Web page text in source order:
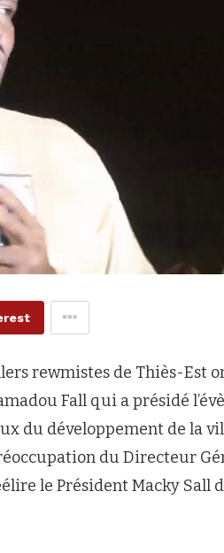
rewmistes de Thiès-Est
Fall qui a présidé
du développement de la
du Directeur
le Président Macky Sall